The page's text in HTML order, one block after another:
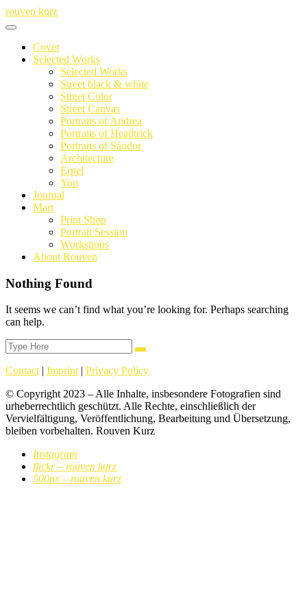
Skip
to
rouven kurz
Cover
Selected Works
Selected Works
Street black & white
Street Color
Street Canvas
Portraits of Andrea
Portraits of Headtrick
Portraits of Sándor
Architecture
Erpel
You
Journal
Mart
Print Shop
Portrait Session
Workshops
About Rouven
Nothing Found
It seems we can’t find what you’re looking for. Perhaps searching
can help.
Search
for:
Search
Contact| Imprint| Privacy Policy
© Copyright 2023 – Alle Inhalte, insbesondere Fotografien sind
urheberrechtlich geschützt. Alle Rechte, einschließlich der
Vervielfältigung, Veröffentlichung, Bearbeitung und Übersetzung,
bleiben vorbehalten. Rouven Kurz
Instagram
flickr – rouven kurz
500px – rouven kurz